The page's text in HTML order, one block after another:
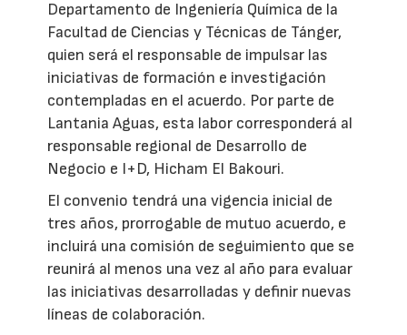
Departamento de Ingeniería Química de la
Facultad de Ciencias y Técnicas de Tánger,
quien será el responsable de impulsar las
iniciativas de formación e investigación
contempladas en el acuerdo. Por parte de
Lantania Aguas, esta labor corresponderá al
responsable regional de Desarrollo de
Negocio e I+D, Hicham El Bakouri.
El convenio tendrá una vigencia inicial de
tres años, prorrogable de mutuo acuerdo, e
incluirá una comisión de seguimiento que se
reunirá al menos una vez al año para evaluar
las iniciativas desarrolladas y definir nuevas
líneas de colaboración.